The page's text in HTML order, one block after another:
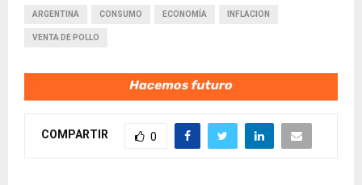
ARGENTINA CONSUMO ECONOMÍA INFLACION
VENTA DE POLLO
COMPARTIR 0